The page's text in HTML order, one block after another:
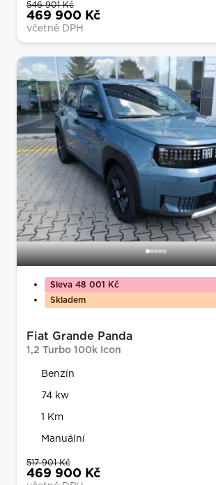
546 901 Kč
469 900 Kč
včetně DPH
Sleva 48 001 Kč
Skladem
Fiat Grande Panda
1,2 Turbo 100k Icon
Benzín
74 kw
1 Km
Manuální
517 901 Kč
469 900 Kč